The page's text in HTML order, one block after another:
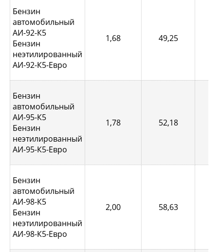
Бензин
автомобильный
АИ-92-К5
Бензин
неэтилированный
АИ-92-К5-Евро
1,68 49,25
Бензин
автомобильный
АИ-95-К5
Бензин
неэтилированный
АИ-95-К5-Евро
1,78 52,18
Бензин
автомобильный
АИ-98-К5
Бензин
неэтилированный
АИ-98-К5-Евро
2,00 58,63